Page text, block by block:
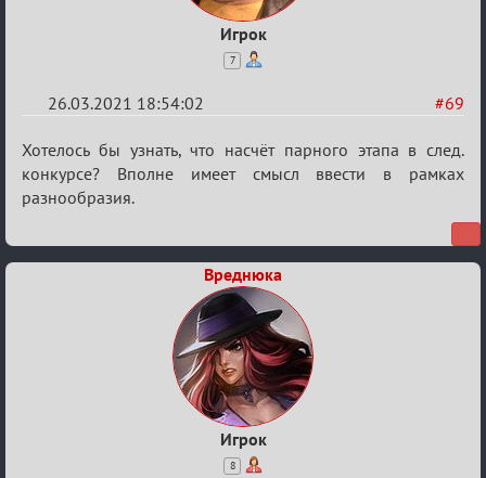
Игрок
7
#69
26.03.2021 18:54:02
Re:
ГОЛОС
МАФИИ
Хотелось бы узнать, что насчёт парного этапа в след.
конкурсе? Вполне имеет смысл ввести в рамках
разнообразия.
Вреднюка
Игрок
8